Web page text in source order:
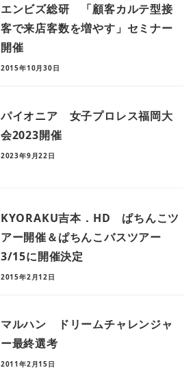
エンビズ総研 「顧客カルテ型接
客で来店客数を増やす」セミナー
開催
2015年10月30日
パイオニア 女子プロレス福岡大
会2023開催
2023年9月22日
KYORAKU吉本．HD ぱちんこツ
アー開催＆ぱちんこバスツアー
3/15に開催決定
2015年2月12日
マルハン ドリームチャレンジャ
ー最終選考
2011年2月15日